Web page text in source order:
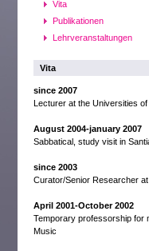
Vita
Publikationen
Lehrveranstaltungen
Vita
since 2007
Lecturer at the Universities
August 2004-january 2007
Sabbatical, study visit in
since 2003
Curator/Senior Researcher
April 2001-October 2002
Temporary professorship for
Music